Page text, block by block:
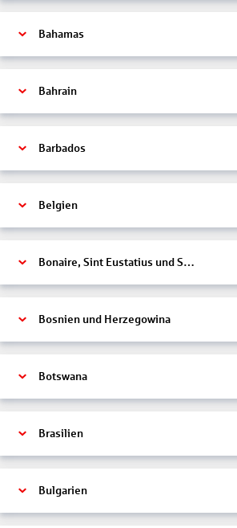
Bahamas
Bahrain
Barbados
Belgien
Bonaire, Sint Eustatius und Saba
Bosnien und Herzegowina
Botswana
Brasilien
Bulgarien